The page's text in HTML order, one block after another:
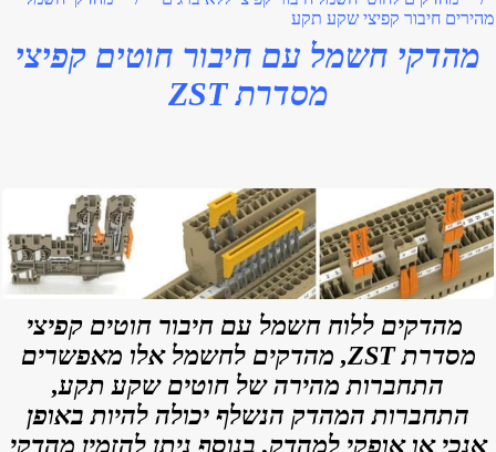
מהירים חיבור קפיצי שקע תקע
מהדקי חשמל עם חיבור חוטים קפיצי
מסדרת ZST
מהדקים ללוח חשמל עם חיבור חוטים קפיצי
מסדרת ZST, מהדקים לחשמל אלו מאפשרים
התחברות מהירה של חוטים שקע תקע,
התחברות המהדק הנשלף יכולה להיות באופן
אנכי או אופקי למהדק, בנוסף ניתן להזמין מהדקי